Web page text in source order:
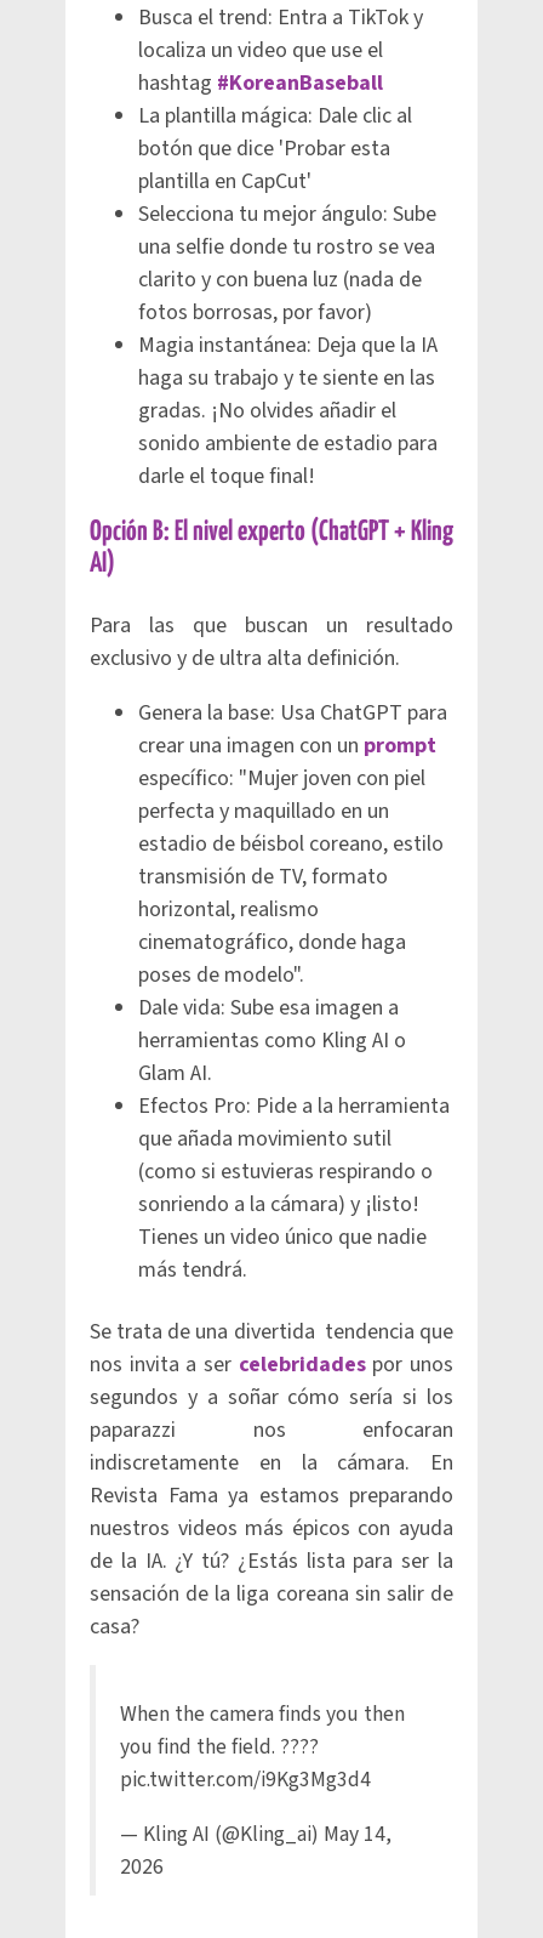
Busca el trend: Entra a TikTok y
localiza un video que use el
hashtag #KoreanBaseball
La plantilla mágica: Dale clic al
botón que dice 'Probar esta
plantilla en CapCut'
Selecciona tu mejor ángulo: Sube
una selfie donde tu rostro se vea
clarito y con buena luz (nada de
fotos borrosas, por favor)
Magia instantánea: Deja que la IA
haga su trabajo y te siente en las
gradas. ¡No olvides añadir el
sonido ambiente de estadio para
darle el toque final!
Opción B: El nivel experto (ChatGPT + Kling
AI)
Para las que buscan un resultado
exclusivo y de ultra alta definición.
Genera la base: Usa ChatGPT para
crear una imagen con un prompt
específico: "Mujer joven con piel
perfecta y maquillado en un
estadio de béisbol coreano, estilo
transmisión de TV, formato
horizontal, realismo
cinematográfico, donde haga
poses de modelo".
Dale vida: Sube esa imagen a
herramientas como Kling AI o
Glam AI.
Efectos Pro: Pide a la herramienta
que añada movimiento sutil
(como si estuvieras respirando o
sonriendo a la cámara) y ¡listo!
Tienes un video único que nadie
más tendrá.
Se trata de una divertida tendencia que
nos invita a ser celebridadespor unos
segundos y a soñar cómo sería si los
paparazzi nos enfocaran
indiscretamente en la cámara. En
Revista Fama ya estamos preparando
nuestros videos más épicos con ayuda
de la IA. ¿Y tú? ¿Estás lista para ser la
sensación de la liga coreana sin salir de
casa?
When the camera finds you then
you find the field. ????
pic.twitter.com/i9Kg3Mg3d4
— Kling AI (@Kling_ai) May 14,
2026